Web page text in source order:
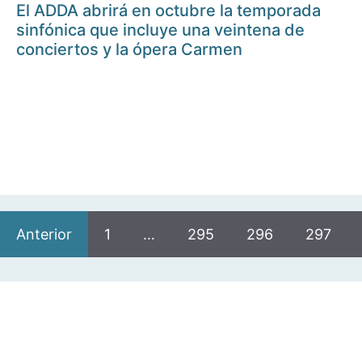
El ADDA abrirá en octubre la temporada
sinfónica que incluye una veintena de
conciertos y la ópera Carmen
Anterior 1 … 295 296 297